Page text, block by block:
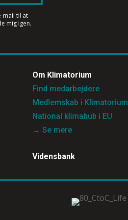
mail til at
mig igen.
Om Klimatorium
Find medarbejdere
Medlemskab i Klimatorium
National klimahub i EU
→ Se mere
Vidensbank